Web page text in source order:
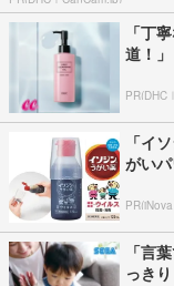
「丁
道！」
PR(DHC
「イ
がい
「言
っき